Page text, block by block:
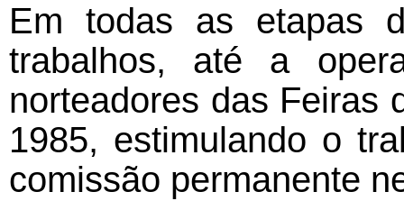
Em todas as etapas
trabalhos, até a
norteadores das Feiras
1985, estimulando o
comissão permanente